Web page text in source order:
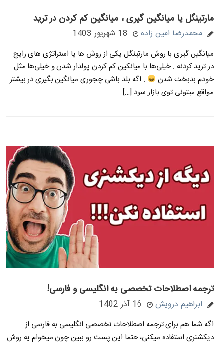
مارتینگل یا میانگین گیری ، میانگین کم کردن در ترید
محمدرضا امین زاده 18 شهریور 1403
میانگین گیری با روش مارتینگل یکی از روش ها یا استراتژی های رایج
در ترید کردنه . خیلی‌ها با میانگین کم کردن پولدار شدن و خیلی‌ها مثل
خودم بدبخت شدن
. اگه بلد باشی چجوری میانگین بگیری در بیشتر
مواقع میتونی توی بازار سود […]
ترجمه اصطلاحات تخصصی به انگلیسی و فارسی!
ابراهیم درویش 16 آذر 1402
اگه شما هم برای ترجمه اصطلاحات تخصصی انگلیسی به فارسی از
دیکشنری استفاده میکنی، حتما این پست رو ببین چون میخوام یه روش